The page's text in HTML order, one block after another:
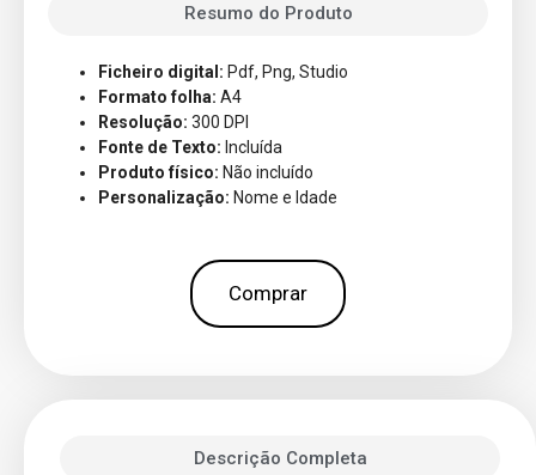
Resumo do Produto
Ficheiro digital: Pdf, Png, Studio
Formato folha: A4
Resolução: 300 DPI
Fonte de Texto: Incluída
Produto físico: Não incluído
Personalização: Nome e Idade
Comprar
Descrição Completa